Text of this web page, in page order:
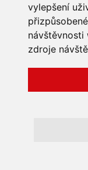
vylepšení
návštěvnosti
zdroje
INFORMACE
Obchodní
Zpracování a
osobních údajů
Jak nakupovat
Kontakt
Reklamace,